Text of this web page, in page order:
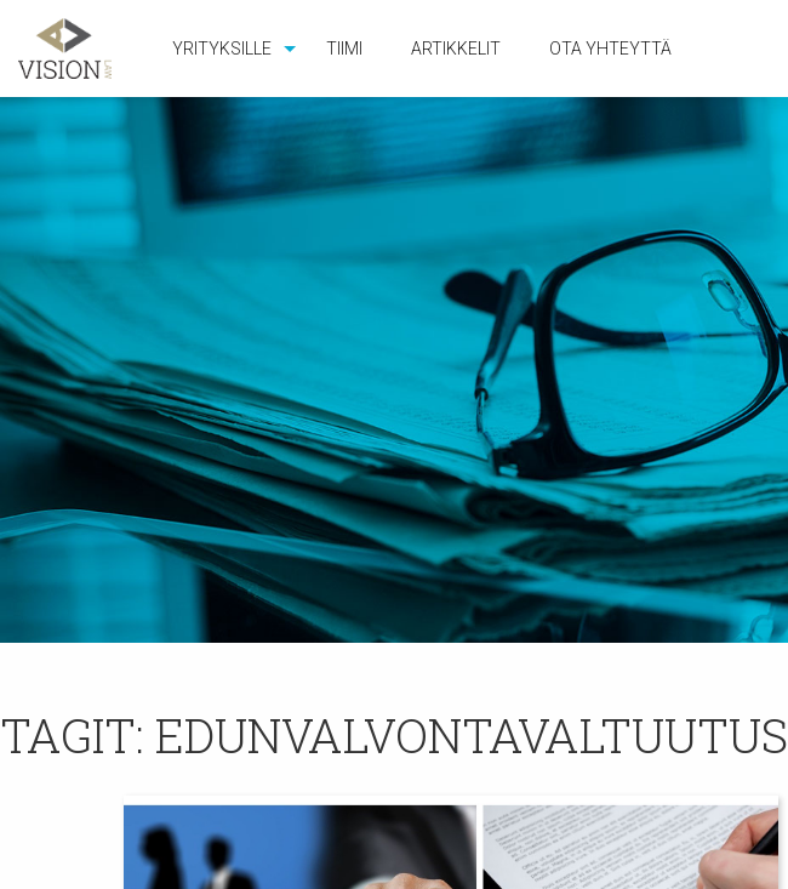
YRITYKSILLE TIIMI ARTIKKELIT OTA YHTEYTTÄ
TAGIT: EDUNVALVONTAVALTUUTUS